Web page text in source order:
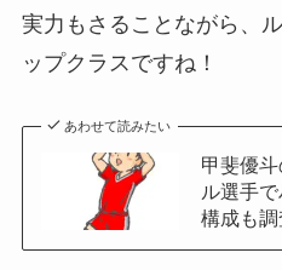
実力もさることながら、
ップクラスですね！
あわせて読みたい
甲斐優
ル選手
構成も調